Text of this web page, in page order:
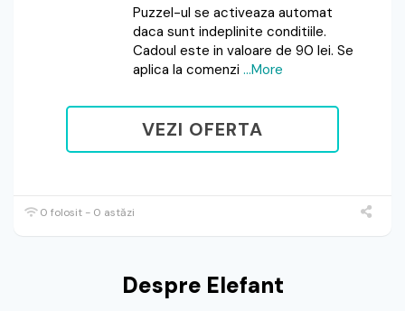
Puzzel-ul se activeaza automat
daca sunt indeplinite conditiile.
Cadoul este in valoare de 90 lei. Se
aplica la comenzi ...More
VEZI OFERTA
0 folosit - 0 astăzi
Despre Elefant